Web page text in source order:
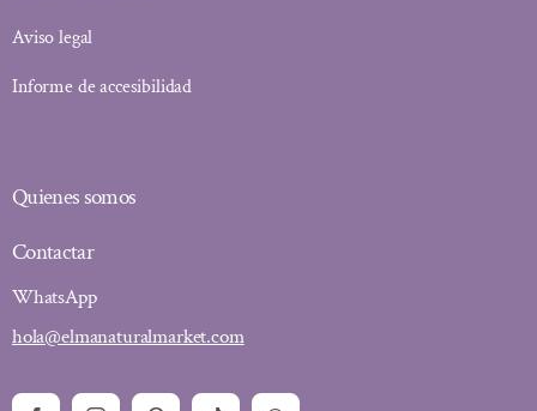
Aviso legal
Informe de accesibilidad
Quienes somos
Contactar
WhatsApp
hola@elmanaturalmarket.com